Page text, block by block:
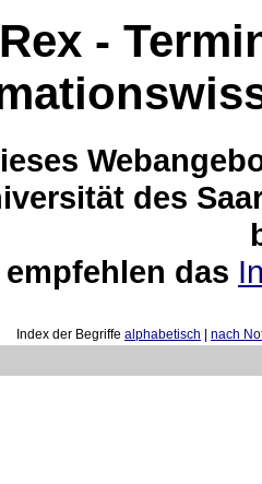
-
des
das
Index der Begriffe alphabetisch
nach